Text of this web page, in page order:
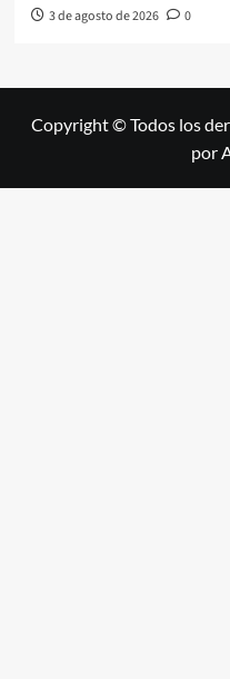
3 de agosto de 2026 0
Copyright © Todos los
por